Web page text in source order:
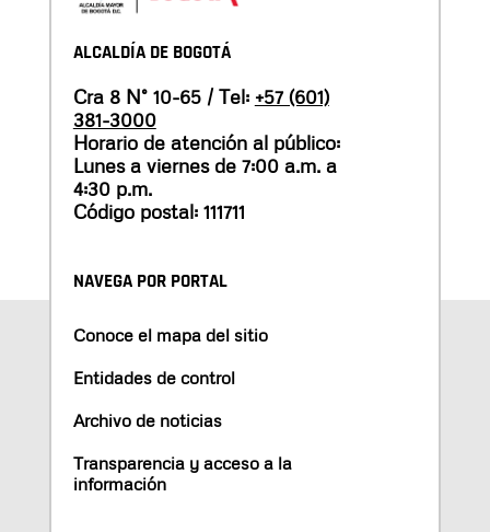
ALCALDÍA DE BOGOTÁ
Cra 8 N° 10-65 / Tel: +57 (601)
381-3000
Horario de atención al público:
Lunes a viernes de 7:00 a.m. a
4:30 p.m.
Código postal: 111711
NAVEGA POR PORTAL
Conoce el mapa del sitio
Entidades de control
Archivo de noticias
Transparencia y acceso a la
información